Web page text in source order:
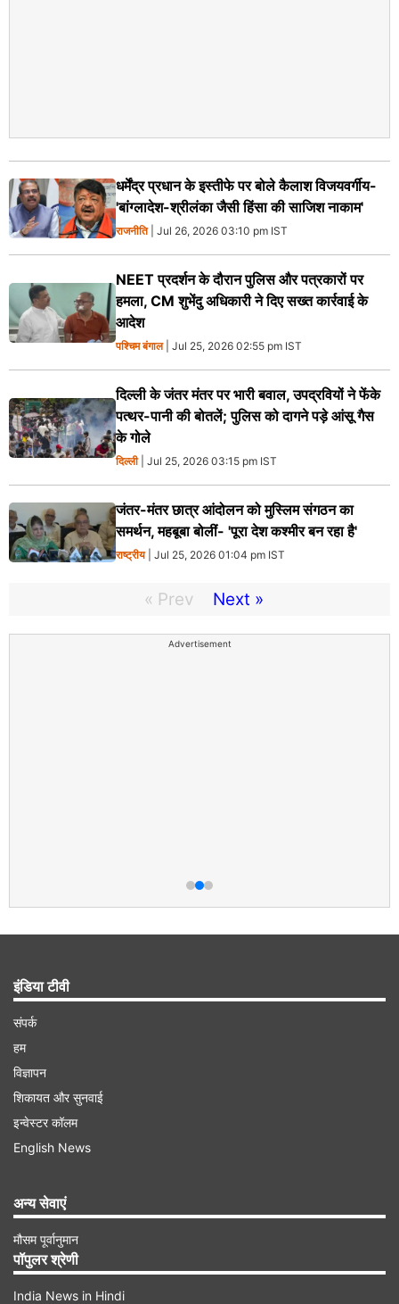
धर्मेंद्र प्रधान के इस्तीफे पर बोले कैलाश विजयवर्गीय-
'बांग्लादेश-श्रीलंका जैसी हिंसा की साजिश नाकाम'
राजनीति| Jul 26, 2026 03:10 pm IST
NEET प्रदर्शन के दौरान पुलिस और पत्रकारों पर
हमला, CM शुभेंदु अधिकारी ने दिए सख्त कार्रवाई के
आदेश
पश्चिम बंगाल| Jul 25, 2026 02:55 pm IST
दिल्ली के जंतर मंतर पर भारी बवाल, उपद्रवियों ने फेंके
पत्थर-पानी की बोतलें; पुलिस को दागने पड़े आंसू गैस
के गोले
दिल्ली| Jul 25, 2026 03:15 pm IST
जंतर-मंतर छात्र आंदोलन को मुस्लिम संगठन का
समर्थन, महबूबा बोलीं- 'पूरा देश कश्मीर बन रहा है'
राष्ट्रीय| Jul 25, 2026 01:04 pm IST
« Prev Next »
Advertisement
इंडिया टीवी
संपर्क
हम
विज्ञापन
शिकायत और सुनवाई
इन्वेस्टर कॉलम
English News
अन्य सेवाएं
मौसम पूर्वानुमान
पॉपुलर श्रेणी
India News in Hindi